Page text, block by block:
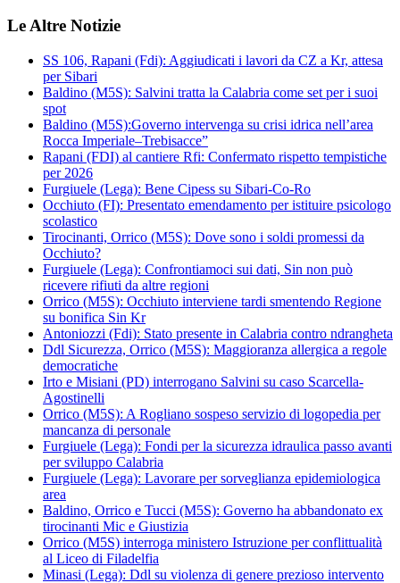
Le Altre Notizie
SS 106, Rapani (Fdi): Aggiudicati i lavori da CZ a Kr, attesa
per Sibari
Baldino (M5S): Salvini tratta la Calabria come set per i suoi
spot
Baldino (M5S):Governo intervenga su crisi idrica nell’area
Rocca Imperiale–Trebisacce”
Rapani (FDI) al cantiere Rfi: Confermato rispetto tempistiche
per 2026
Furgiuele (Lega): Bene Cipess su Sibari-Co-Ro
Occhiuto (FI): Presentato emendamento per istituire psicologo
scolastico
Tirocinanti, Orrico (M5S): Dove sono i soldi promessi da
Occhiuto?
Furgiuele (Lega): Confrontiamoci sui dati, Sin non può
ricevere rifiuti da altre regioni
Orrico (M5S): Occhiuto interviene tardi smentendo Regione
su bonifica Sin Kr
Antoniozzi (Fdi): Stato presente in Calabria contro ndrangheta
Ddl Sicurezza, Orrico (M5S): Maggioranza allergica a regole
democratiche
Irto e Misiani (PD) interrogano Salvini su caso Scarcella-
Agostinelli
Orrico (M5S): A Rogliano sospeso servizio di logopedia per
mancanza di personale
Furgiuele (Lega): Fondi per la sicurezza idraulica passo avanti
per sviluppo Calabria
Furgiuele (Lega): Lavorare per sorveglianza epidemiologica
area
Baldino, Orrico e Tucci (M5S): Governo ha abbandonato ex
tirocinanti Mic e Giustizia
Orrico (M5S) interroga ministero Istruzione per conflittualità
al Liceo di Filadelfia
Minasi (Lega): Ddl su violenza di genere prezioso intervento